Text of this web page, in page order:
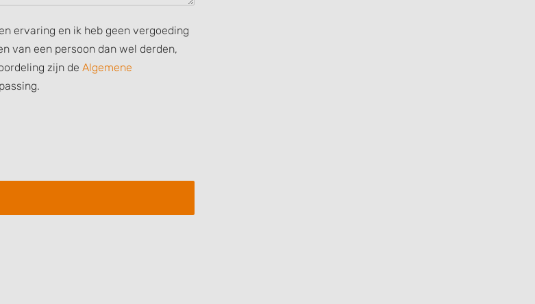
ervaring en ik heb geen vergoeding
van een persoon dan wel derden,
zijn de Algemene